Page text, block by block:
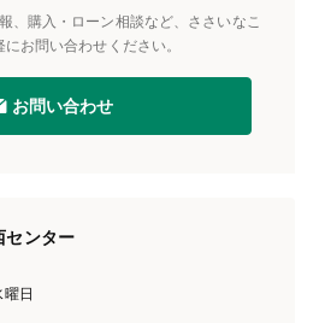
、購入・ローン相談など、ささいなこ
お問い合わせください。
お問い合わせ
センター
日